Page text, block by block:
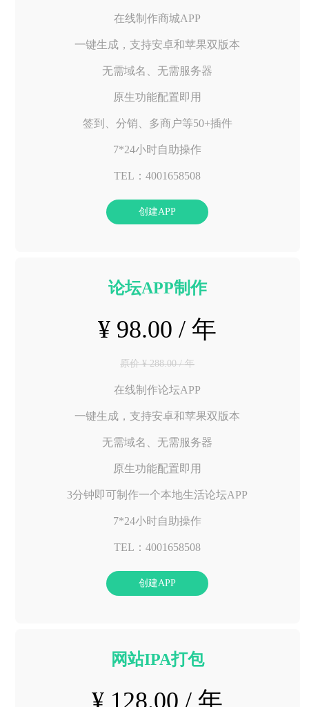
在线制作商城APP
一键生成，支持安卓和苹果双版本
无需域名、无需服务器
原生功能配置即用
签到、分销、多商户等50+插件
7*24小时自助操作
TEL：4001658508
创建APP
论坛APP制作
¥ 98.00 / 年
原价 ¥ 288.00 / 年
在线制作论坛APP
一键生成，支持安卓和苹果双版本
无需域名、无需服务器
原生功能配置即用
3分钟即可制作一个本地生活论坛APP
7*24小时自助操作
TEL：4001658508
创建APP
网站IPA打包
¥ 128.00 / 年